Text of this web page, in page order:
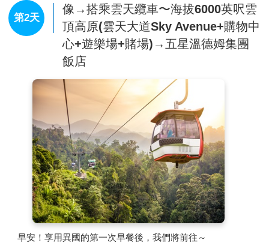
【千禧紀念碑】
被認爲是布城的國家歷史遺蹟，千禧紀念碑
是一個金屬方尖塔，有六十八米高和位於在第二區的二十五
公頃的公園上。用馬來西亞歷史上的重要時刻和事件，蝕刻
在紀念碑上來裝飾它。
續，帶著滿滿的禮物及回憶結束這次南國五日的馬來西亞之
旅，搭機返回台灣溫暖的家。
【REXKL大馬最美迷宮書店】
這間曾是本地最大的戲院，
分別歷經兩場火災，在2019年才被建築師團隊翻新成現在
的模樣。現今已搖身一變，成為網紅打卡新熱點！
BookXcess 利用了原先戲院的階梯空間來打造一座壯觀的
書海迷宮。走入迷宮，每個轉角處都充滿驚喜，有些空間狹
窄逼仄，走過時還得彎腰低頭，呼應在外頭穿梭茨廠街小巷
探險之感；有時又突然豁然開朗。一格格四方形的木制書架
錯綜交疊成一場大型的幾何冒險遊戲。牆身多處盡可能保留
第2天
像→搭乘雲天纜車〜海拔6000英呎雲
頂高原(雲天大道Sky Avenue+購物中
心+遊樂場+賭場)→五星溫德姆集團
飯店
早安！享用異國的第一次早餐後，我們將前往～